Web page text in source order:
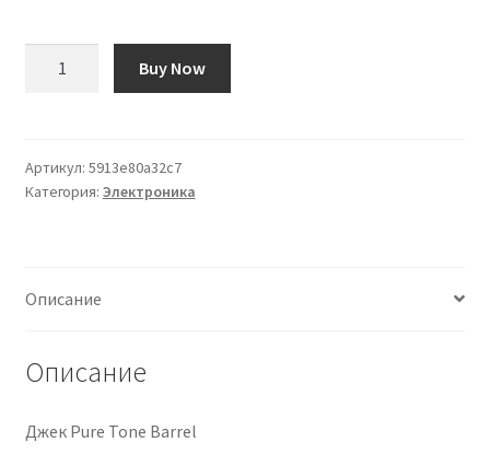
Tone
Barrel
Buy Now
Артикул: 5913e80a32c7
Категория: Электроника
Описание
Описание
Джек Pure Tone Barrel